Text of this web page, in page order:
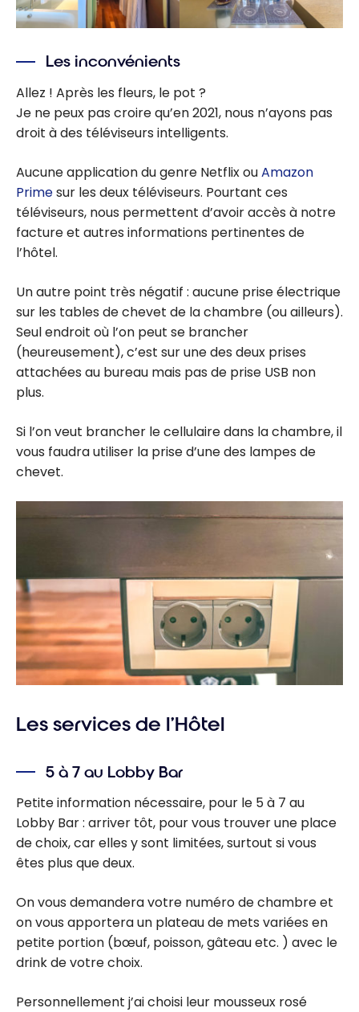
Les inconvénients
Allez ! Après les fleurs, le pot ?
Je ne peux pas croire qu’en 2021, nous n’ayons pas
droit à des téléviseurs intelligents.
Aucune application du genre Netflix ouAmazon
Primesur les deux téléviseurs. Pourtant ces
téléviseurs, nous permettent d’avoir accès à notre
facture et autres informations pertinentes de
l’hôtel.
Un autre point très négatif : aucune prise électrique
sur les tables de chevet de la chambre (ou ailleurs).
Seul endroit où l’on peut se brancher
(heureusement), c’est sur une des deux prises
attachées au bureau mais pas de prise USB non
plus.
Si l’on veut brancher le cellulaire dans la chambre, il
vous faudra utiliser la prise d’une des lampes de
chevet.
Les services de l’Hôtel
5 à 7 au Lobby Bar
Petite information nécessaire, pour le 5 à 7 au
Lobby Bar : arriver tôt, pour vous trouver une place
de choix, car elles y sont limitées, surtout si vous
êtes plus que deux.
On vous demandera votre numéro de chambre et
on vous apportera un plateau de mets variées en
petite portion (bœuf, poisson, gâteau etc. ) avec le
drink de votre choix.
Personnellement j’ai choisi leur mousseux rosé